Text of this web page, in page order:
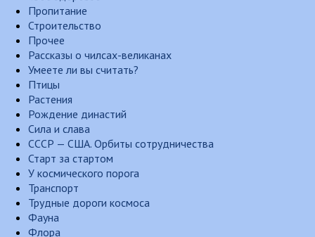
Пропитание
Строительство
Прочее
Рассказы о чилсах-великанах
Умеете ли вы считать?
Птицы
Растения
Рождение династий
Сила и слава
СССР — США. Орбиты сотрудничества
Старт за стартом
У космического порога
Транспорт
Трудные дороги космоса
Фауна
Флора